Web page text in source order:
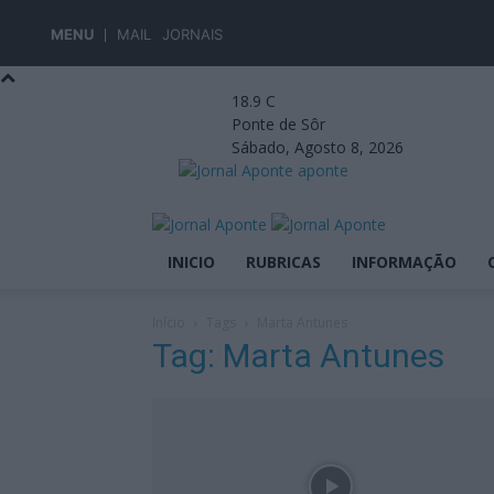
MENU MAIL JORNAIS
18.9 C
Ponte de Sôr
Sábado, Agosto 8, 2026
aponte
INICIO RUBRICAS INFORMAÇÃO
Tag: Marta Antunes